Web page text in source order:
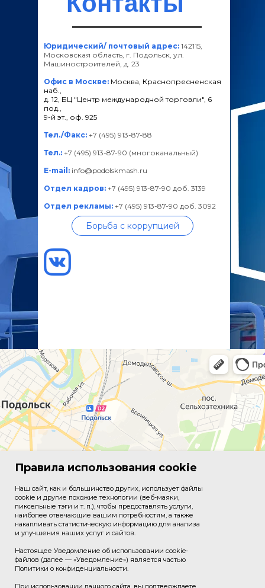
Юридический/ почтовый адрес: 142115,
Московская область, г. Подольск, ул.
Машиностроителей, д. 23
Офис в Москве: Москва, Краснопресненская
наб.,
д. 12, БЦ "Центр международной торговли", 6
под.,
9-й эт., оф. 925
Тел./Факс: +7 (495) 913-87-88
Тел.: +7 (495) 913-87-90 (многоканальный)
E-mail: info@podolskmash.ru
Отдел кадров: +7 (495) 913-87-90 доб. 3139
Отдел рекламы: +7 (495) 913-87-90 доб. 3092
Борьба с коррупцией
Правила использования cookie
Наш сайт, как и большинство других, использует файлы
cookie и другие похожие технологии (веб-маяки,
пиксельные тэги и т. п.), чтобы предоставлять услуги,
наиболее отвечающие вашим потребностям, а также
накапливать статистическую информацию для анализа
и улучшения наших услуг и сайтов.
Настоящее Уведомление об использовании cookie-
файлов (далее — «Уведомление») является частью
Политики о конфиденциальности.
При использовании данного сайта, вы подтверждаете